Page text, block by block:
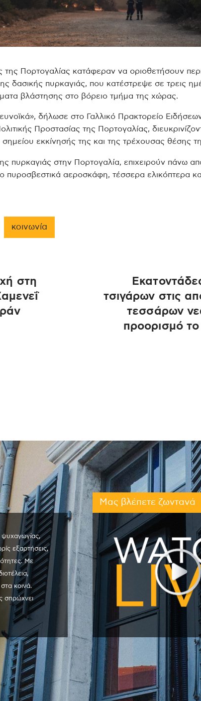
της Πορτογαλίας κατάφεραν να οριοθετήσουν
δασικής πυρκαγιάς, που κατέστρεψε σε τρεις
βλάστησης στο βόρειο τμήμα της χώρας.
δήλωσε στο Γαλλικό Πρακτορείο
Προστασίας της Πορτογαλίας,
εκκίνησής της και της τρέχουσας θέσης
πυρκαγιάς στην Πορτογαλία, επιχειρούν πάνω
πυροσβεστικά αεροσκάφη, τέσσερα ελικόπτερα
κοινωνία
στη
τσιγάρων στις
τεσσάρων
προορισμό το
ψυχαγωγίας,
εξαρτήσεις,
Με
κοινά.
σπρώχνει
Μας βλέπετε ζωντανά